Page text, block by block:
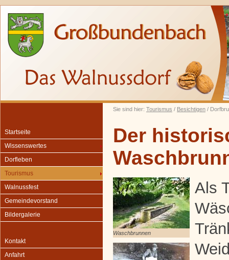
Sie sind hier: Tourismus / Besichtigen /
Startseite
Wissenswertes
Dorfleben
Tourismus
Walnussfest
Gemeindevorstand
Bildergalerie
Kontakt
Anfahrt
Der
Waschbrunnen
Als